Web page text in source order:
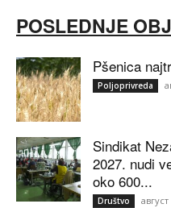
POSLEDNJE
Pšenica
Poljoprivreda
Sindikat
2027. nudi
oko 600...
Društvo